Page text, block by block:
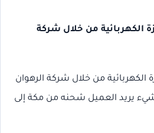
الكهربائية من خلال شركة
من خلال شركة الرهوان
يريد العميل شحنه من مكة إلى